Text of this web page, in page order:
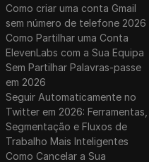
Como criar uma conta Gmail
sem número de telefone 2026
Como Partilhar uma Conta
ElevenLabs com a Sua Equipa
Sem Partilhar Palavras-passe
em 2026
Seguir Automaticamente no
Twitter em 2026: Ferramentas,
Segmentação e Fluxos de
Trabalho Mais Inteligentes
Como Cancelar a Sua